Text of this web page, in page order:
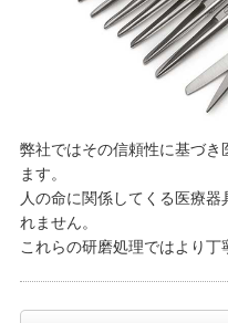
弊社ではその信頼性に基づき
ます。
人の命に関係してくる医療
れません。
これらの研磨処理ではより丁